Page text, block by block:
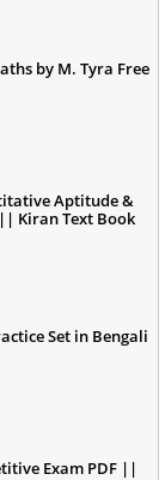
by M. Tyra Free
Aptitude &
Kiran Text Book
Set in Bengali
Exam PDF ||